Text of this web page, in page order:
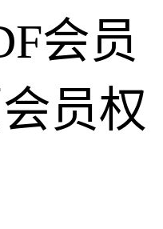
会员
员权